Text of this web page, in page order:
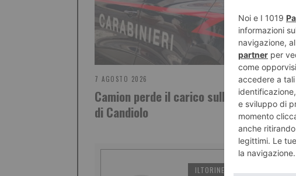
7 AGOSTO 2026
Camion perde il carico sulla rotatoria
di Candiolo
ILTORINESE